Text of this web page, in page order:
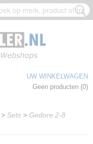
UW WINKELWAGEN
Geen producten (0)
> Sets > Gedore 2-8